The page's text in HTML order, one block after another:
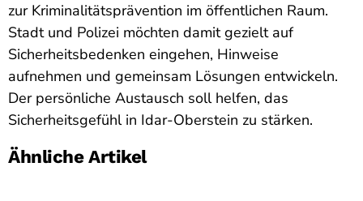
zur Kriminalitätsprävention im öffentlichen Raum.
Stadt und Polizei möchten damit gezielt auf
Sicherheitsbedenken eingehen, Hinweise
aufnehmen und gemeinsam Lösungen entwickeln.
Der persönliche Austausch soll helfen, das
Sicherheitsgefühl in Idar-Oberstein zu stärken.
Ähnliche Artikel